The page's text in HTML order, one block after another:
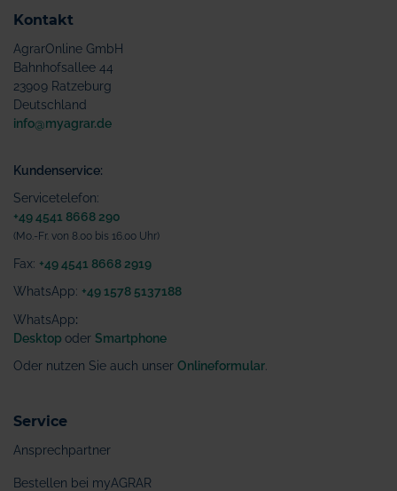
Kontakt
AgrarOnline GmbH
Bahnhofsallee 44
23909 Ratzeburg
Deutschland
info@myagrar.de
Kundenservice:
Servicetelefon:
+49 4541 8668 290
(Mo.-Fr. von 8.00 bis 16.00 Uhr)
Fax: +49 4541 8668 2919
WhatsApp: +49 1578 5137188
WhatsApp:
Desktop oder Smartphone
Oder nutzen Sie auch unser Onlineformular
Service
Ansprechpartner
Bestellen bei myAGRAR